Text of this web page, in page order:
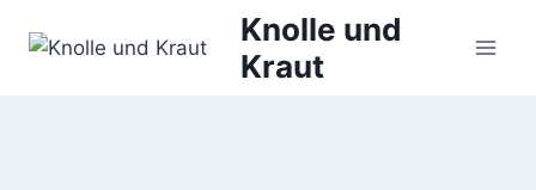
Inhalt
Knolle und
Kraut